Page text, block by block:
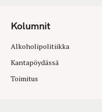
Kolumnit
Alkoholipolitiikka
Kantapöydässä
Toimitus